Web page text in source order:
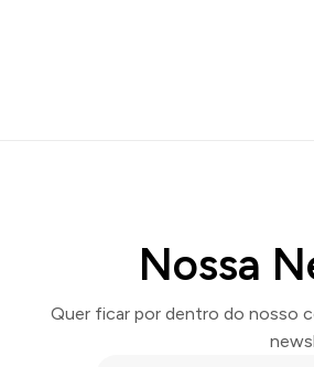
Nossa
Quer ficar por dentro do nosso